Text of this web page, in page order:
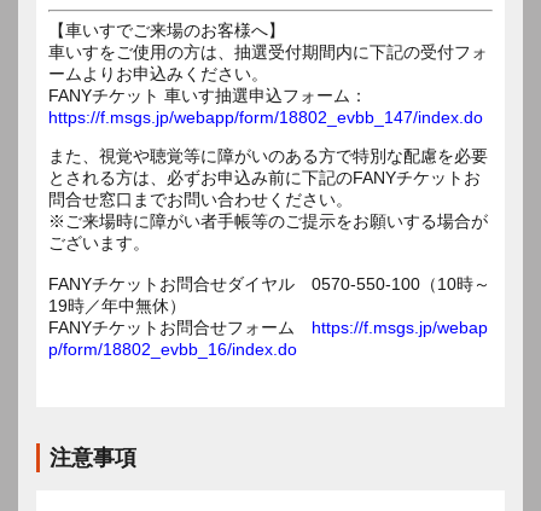
【車いすでご来場のお客様へ】
車いすをご使用の方は、抽選受付期間内に下記の受付フォ
ームよりお申込みください。
FANYチケット 車いす抽選申込フォーム：
https://f.msgs.jp/webapp/form/18802_evbb_147/index.do
また、視覚や聴覚等に障がいのある方で特別な配慮を必要
とされる方は、必ずお申込み前に下記のFANYチケットお
問合せ窓口までお問い合わせください。
※ご来場時に障がい者手帳等のご提示をお願いする場合が
ございます。
FANYチケットお問合せダイヤル 0570-550-100（10時～
19時／年中無休）
FANYチケットお問合せフォーム https://f.msgs.jp/webap
p/form/18802_evbb_16/index.do
注意事項